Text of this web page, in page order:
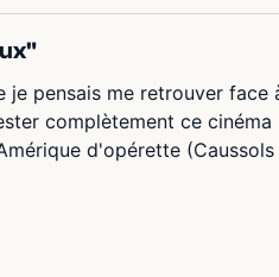
pensais me retrouver face
complètement ce cinéma
d'opérette (Caussols